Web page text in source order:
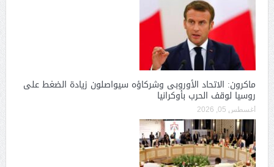
ماكرون: الاتحاد الأوروبى وشركاؤه سيواصلون زيادة الضغط على
روسيا لوقف الحرب بأوكرانيا
أغسطس 05, 2026